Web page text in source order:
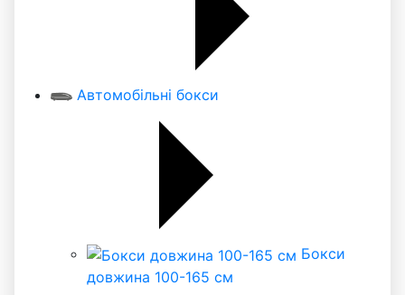
Автомобільні бокси
Бокси
довжина 100-165 см